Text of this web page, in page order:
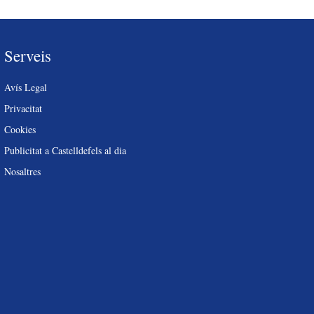
Serveis
Avís Legal
Privacitat
Cookies
Publicitat a Castelldefels al dia
Nosaltres